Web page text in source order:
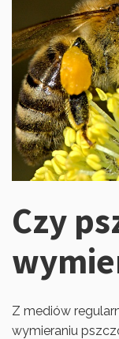
Czy
Z mediów
wymieraniu